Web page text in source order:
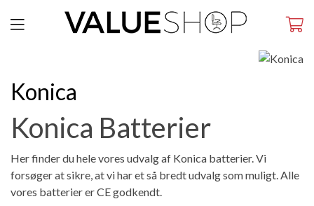
Konica
Konica Batterier
Her finder du hele vores udvalg af Konica batterier. Vi
forsøger at sikre, at vi har et så bredt udvalg som muligt. Alle
vores batterier er CE godkendt.